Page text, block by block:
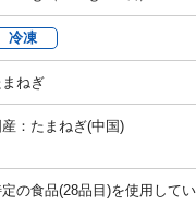
冷凍
まねぎ
産：たまねぎ(中国)
の食品(28品目)を使用して